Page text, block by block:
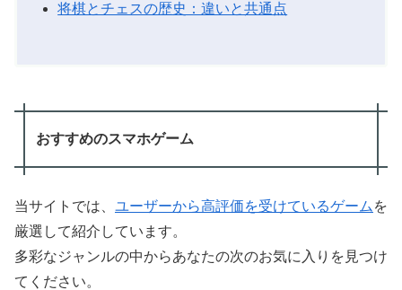
将棋とチェスの歴史：違いと共通点
おすすめのスマホゲーム
当サイトでは、 ユーザーから高評価を受けているゲーム を
厳選して紹介しています。
多彩なジャンルの中からあなたの次のお気に入りを見つけ
てください。